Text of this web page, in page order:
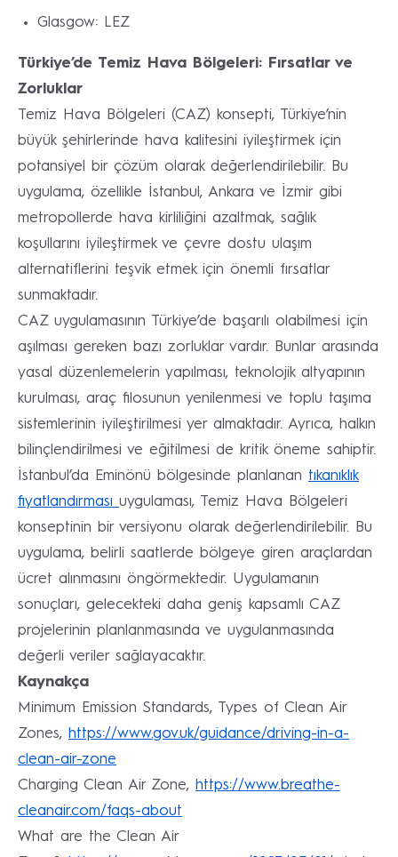
Glasgow: LEZ
Türkiye’de Temiz Hava Bölgeleri: Fırsatlar ve
Zorluklar
Temiz Hava Bölgeleri (CAZ) konsepti, Türkiye’nin
büyük şehirlerinde hava kalitesini iyileştirmek için
potansiyel bir çözüm olarak değerlendirilebilir. Bu
uygulama, özellikle İstanbul, Ankara ve İzmir gibi
metropollerde hava kirliliğini azaltmak, sağlık
koşullarını iyileştirmek ve çevre dostu ulaşım
alternatiflerini teşvik etmek için önemli fırsatlar
sunmaktadır.
CAZ uygulamasının Türkiye’de başarılı olabilmesi için
aşılması gereken bazı zorluklar vardır. Bunlar arasında
yasal düzenlemelerin yapılması, teknolojik altyapının
kurulması, araç filosunun yenilenmesi ve toplu taşıma
sistemlerinin iyileştirilmesi yer almaktadır. Ayrıca, halkın
bilinçlendirilmesi ve eğitilmesi de kritik öneme sahiptir.
İstanbul’da Eminönü bölgesinde planlanan tıkanıklık
fiyatlandırması uygulaması, Temiz Hava Bölgeleri
konseptinin bir versiyonu olarak değerlendirilebilir. Bu
uygulama, belirli saatlerde bölgeye giren araçlardan
ücret alınmasını öngörmektedir. Uygulamanın
sonuçları, gelecekteki daha geniş kapsamlı CAZ
projelerinin planlanmasında ve uygulanmasında
değerli veriler sağlayacaktır.
Kaynakça
Minimum Emission Standards, Types of Clean Air
Zones, https://www.gov.uk/guidance/driving-in-a-
clean-air-zone
Charging Clean Air Zone, https://www.breathe-
cleanair.com/faqs-about
What are the Clean Air